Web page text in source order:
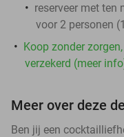
reserveer met ten
voor 2 personen
Koop zonder
verzekerd (meer
Meer over deze
Ben jij een